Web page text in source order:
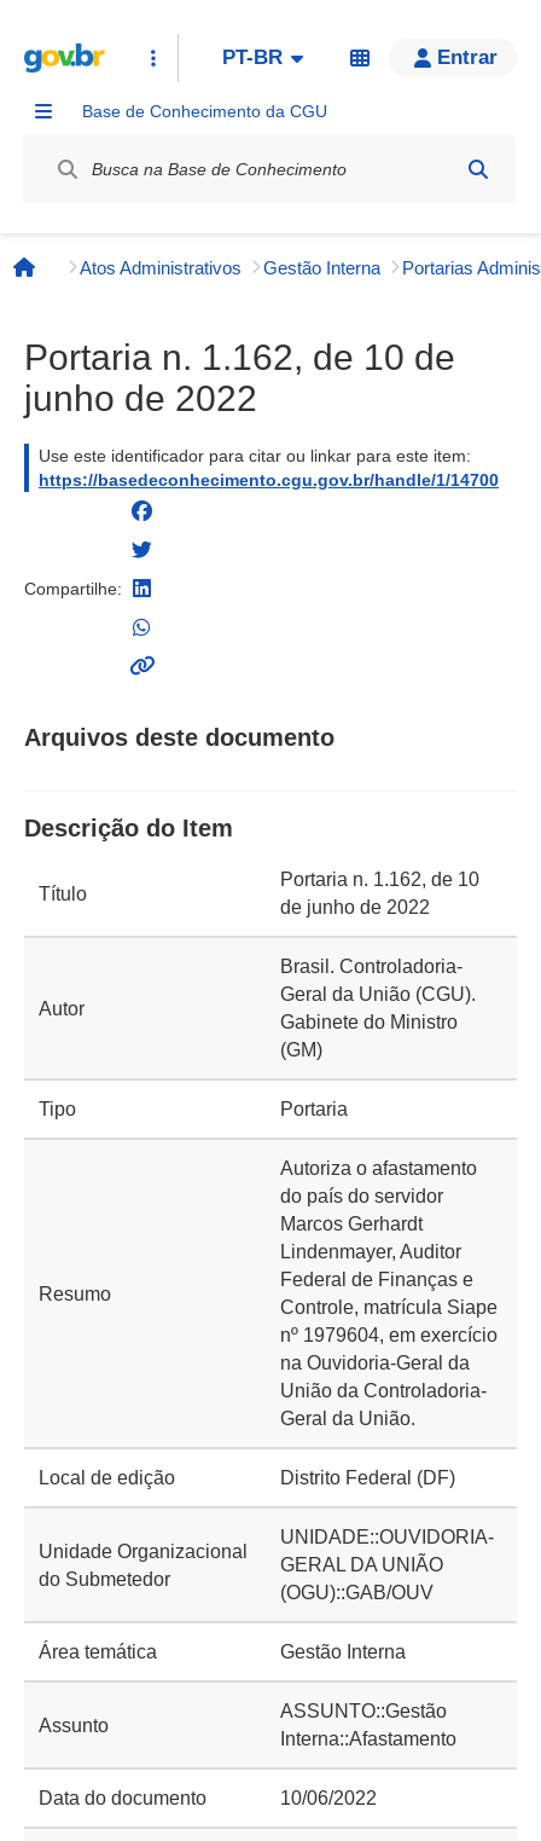
PT-BR Entrar
Base de Conhecimento da CGU
Página inicial
Atos Administrativos Gestão Interna
Portaria n. 1.162, de 10 de
junho de 2022
Use este identificador para citar ou linkar para este item:
https://basedeconhecimento.cgu.gov.br/handle/1/14700
Compartilhe:
Arquivos deste documento
Descrição do Item
Título
Portaria n. 1.162, de 10
de junho de 2022
Autor
Brasil. Controladoria-
Geral da União (CGU).
Gabinete do Ministro
(GM)
Tipo Portaria
Resumo
Autoriza o afastamento
do país do servidor
Marcos Gerhardt
Lindenmayer, Auditor
Federal de Finanças e
Controle, matrícula Siape
nº 1979604, em exercício
na Ouvidoria-Geral da
União da Controladoria-
Geral da União.
Local de edição Distrito Federal (DF)
Unidade Organizacional
do Submetedor
UNIDADE::OUVIDORIA-
GERAL DA UNIÃO
(OGU)::GAB/OUV
Área temática Gestão Interna
Assunto
ASSUNTO::Gestão
Interna::Afastamento
Data do documento 10/06/2022